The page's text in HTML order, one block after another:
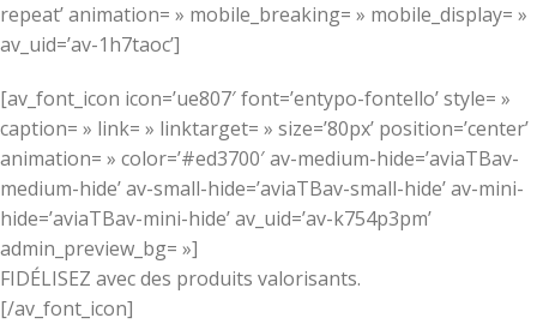
repeat’ animation= » mobile_breaking= » mobile_display= »
av_uid=’av-1h7taoc’]
[av_font_icon icon=’ue807′ font=’entypo-fontello’ style= »
caption= » link= » linktarget= » size=’80px’ position=’center’
animation= » color=’#ed3700′ av-medium-hide=’aviaTBav-
medium-hide’ av-small-hide=’aviaTBav-small-hide’ av-mini-
hide=’aviaTBav-mini-hide’ av_uid=’av-k754p3pm’
admin_preview_bg= »]
FIDÉLISEZ avec des produits valorisants.
[/av_font_icon]